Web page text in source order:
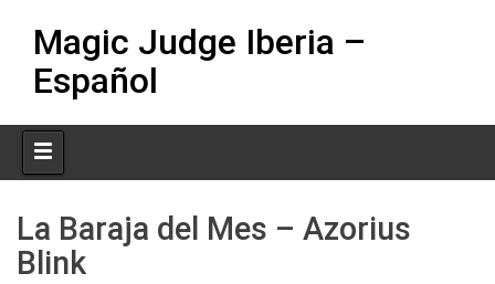
content
Magic Judge Iberia –
Español
La Baraja del Mes – Azorius
Blink